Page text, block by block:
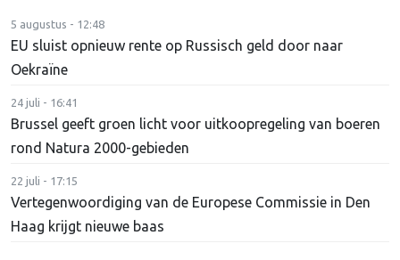
5 augustus - 12:48
EU sluist opnieuw rente op Russisch geld door naar
Oekraïne
24 juli - 16:41
Brussel geeft groen licht voor uitkoopregeling van boeren
rond Natura 2000-gebieden
22 juli - 17:15
Vertegenwoordiging van de Europese Commissie in Den
Haag krijgt nieuwe baas